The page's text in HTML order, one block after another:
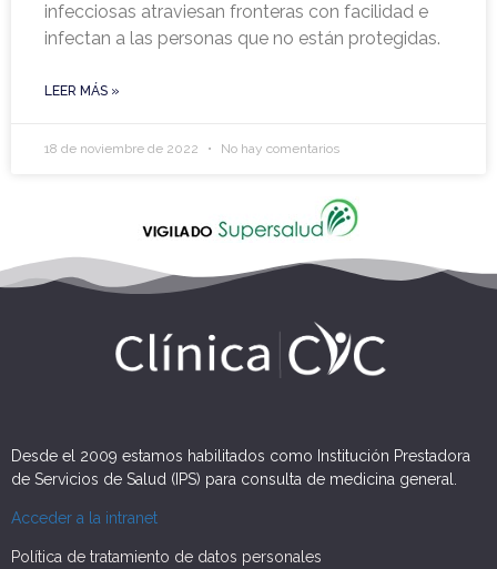
infecciosas atraviesan fronteras con facilidad e
infectan a las personas que no están protegidas.
LEER MÁS »
18 de noviembre de 2022 No hay comentarios
Desde el 2009 estamos habilitados como Institución Prestadora
de Servicios de Salud (IPS) para consulta de medicina general.
Acceder a la intranet
Política de tratamiento de datos personales